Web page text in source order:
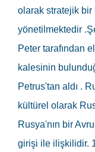
olarak stratejik
yönetilmektedir
Peter tarafından
kalesinin
Petrus'tan aldı .
kültürel olarak
Rusya'nın bir
girişi ile ilişkilidir.